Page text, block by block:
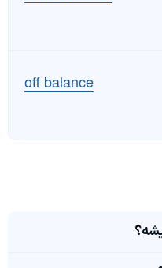
off balance